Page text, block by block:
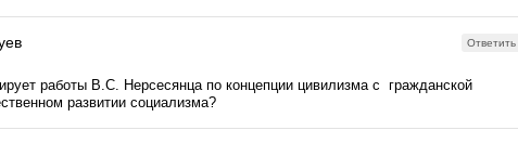
Ответить
работы В.С. Нерсесянца по концепции цивилизма с гражданской
развитии социализма?